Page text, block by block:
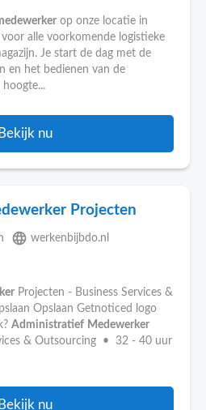
op onze locatie in
alle voorkomende logistieke
Je start de dag met de
en het bedienen van de
Bekijk nu
Projecten
language werkenbijbdo.nl
Projecten - Business Services &
Opslaan Getnoticed logo
Administratief Medewerker
& Outsourcing • 32 - 40 uur
Bekijk nu